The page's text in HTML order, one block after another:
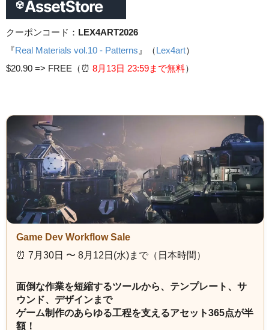
クーポンコード： LEX4ART2026
『Real Materials vol.10 - Patterns 』（Lex4art）
$20.90 => FREE（⏰️ 8月13日 23:59まで無料）
Game Dev Workflow Sale
⏰️ 7月30日 〜 8月12日(水)まで（日本時間）
面倒な作業を短縮するツールから、テンプレート、サ
ウンド、デザインまで
ゲーム制作のあらゆる工程を支えるアセット365点が半
額！